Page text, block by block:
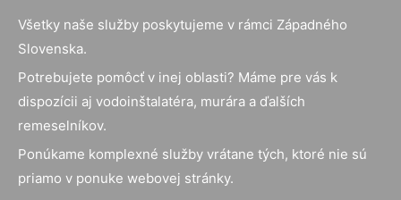
Všetky naše služby poskytujeme v rámci Západného
Slovenska.
Potrebujete pomôcť v inej oblasti? Máme pre vás k
dispozícii aj vodoinštalatéra, murára a ďalších
remeselníkov.
Ponúkame komplexné služby vrátane tých, ktoré nie sú
priamo v ponuke webovej stránky.